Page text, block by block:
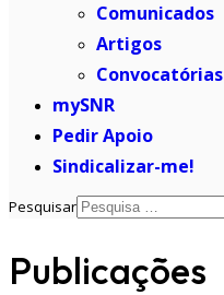
Comunicados
Artigos
Convocatórias
mySNR
Pedir Apoio
Sindicalizar-me!
Pesquisar
Publicações